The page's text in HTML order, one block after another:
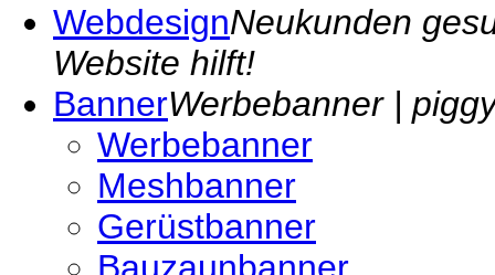
WebdesignNeukunden
Website hilft!
BannerWerbebanner |
Werbebanner
Meshbanner
Gerüstbanner